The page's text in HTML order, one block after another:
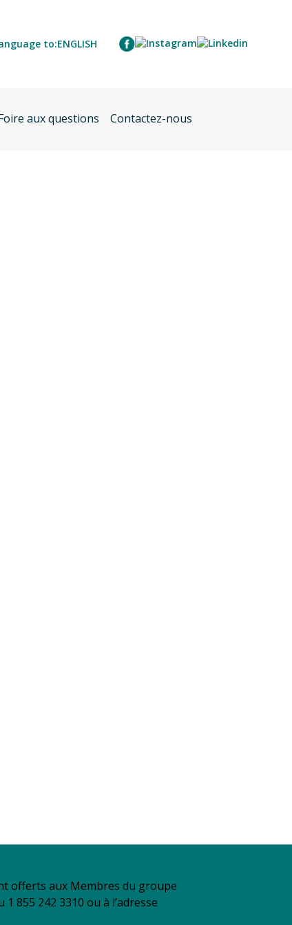
to:ENGLISH
aux questions Contactez-nous
offerts aux Membres du groupe
855 242 3310 ou à l’adresse